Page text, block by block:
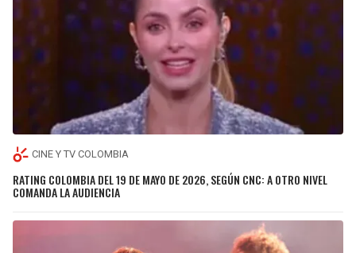
CINE Y TV COLOMBIA
RATING COLOMBIA DEL 19 DE MAYO DE 2026, SEGÚN CNC: A OTRO NIVEL
COMANDA LA AUDIENCIA